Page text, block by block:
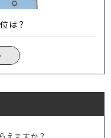
は？